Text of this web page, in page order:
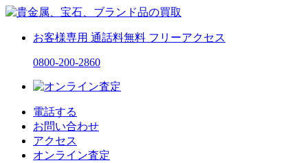
お客様専用 通話料無料 フリーアクセス
0800-200-2860
電話する
お問い合わせ
アクセス
オンライン査定